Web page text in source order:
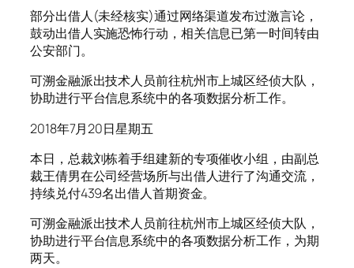
部分出借人(未经核实)通过网络渠道发布过激言论，
鼓动出借人实施恐怖行动，相关信息已第一时间转由
公安部门。
可溯金融派出技术人员前往杭州市上城区经侦大队，
协助进行平台信息系统中的各项数据分析工作。
2018年7月20日星期五
本日，总裁刘栋着手组建新的专项催收小组，由副总
裁王倩男在公司经营场所与出借人进行了沟通交流，
持续兑付439名出借人首期资金。
可溯金融派出技术人员前往杭州市上城区经侦大队，
协助进行平台信息系统中的各项数据分析工作，为期
两天。